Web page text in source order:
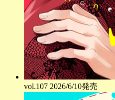
vol.107 2026/6/10発売